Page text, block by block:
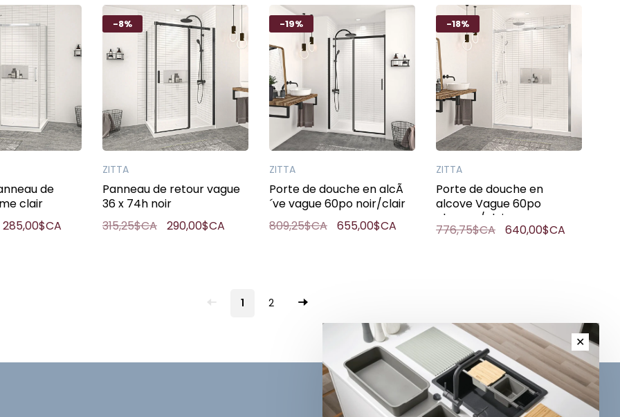
de
clair
285,00$CA
-8%
ZITTA
Panneau de retour vague
36 x 74h noir
315,25$CA
290,00$CA
-19%
ZITTA
Porte de douche en alcÃ
´ve vague 60po noir/clair
809,25$CA
655,00$CA
-18%
ZITTA
Porte de douche en
alcove Vague 60po
chrome/clair
776,75$CA 640,00$CA
1 2
✕